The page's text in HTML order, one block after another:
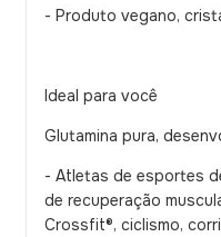
- Produto vegano,
Ideal para você
Glutamina pura,
- Atletas de esportes
de recuperação
Crossfit®, ciclismo,